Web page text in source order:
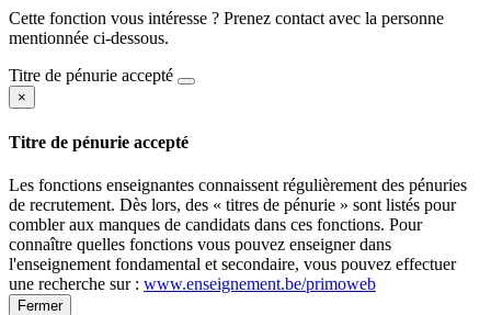
Cette fonction vous intéresse ? Prenez contact avec la personne
mentionnée ci-dessous.
Titre de pénurie accepté
×
Titre de pénurie accepté
Les fonctions enseignantes connaissent régulièrement des pénuries
de recrutement. Dès lors, des « titres de pénurie » sont listés pour
combler aux manques de candidats dans ces fonctions. Pour
connaître quelles fonctions vous pouvez enseigner dans
l'enseignement fondamental et secondaire, vous pouvez effectuer
une recherche sur : www.enseignement.be/primoweb
Fermer